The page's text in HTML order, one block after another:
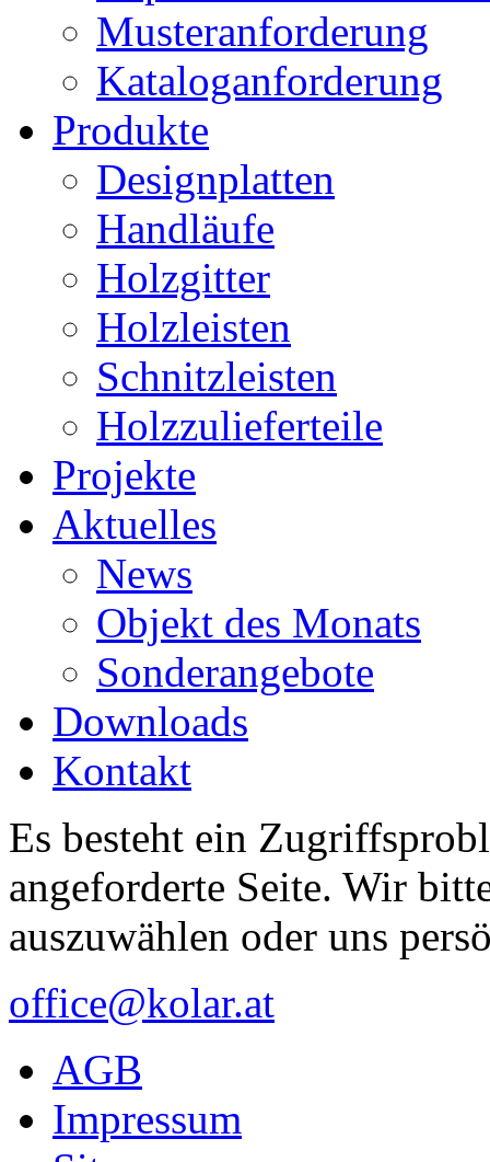
Musteranforderung
Kataloganforderung
Produkte
Designplatten
Handläufe
Holzgitter
Holzleisten
Schnitzleisten
Holzzulieferteile
Projekte
Aktuelles
News
Objekt des Monats
Sonderangebote
Downloads
Kontakt
Es besteht ein
angeforderte Seite. Wir
auszuwählen oder uns
office@kolar.at
AGB
Impressum